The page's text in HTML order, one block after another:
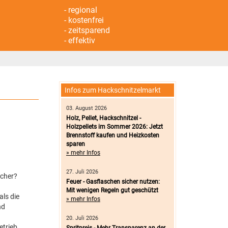
- regional
- kostenfrei
- zeitsparend
- effektiv
die
Infos zum Hackschnitzelmarkt
03. August 2026
Holz, Pellet, Hackschnitzel -
Holzpellets im Sommer 2026: Jetzt
Brennstoff kaufen und Heizkosten
sparen
» mehr Infos
27. Juli 2026
Feuer - Gasflaschen sicher nutzen:
Mit wenigen Regeln gut geschützt
» mehr Infos
20. Juli 2026